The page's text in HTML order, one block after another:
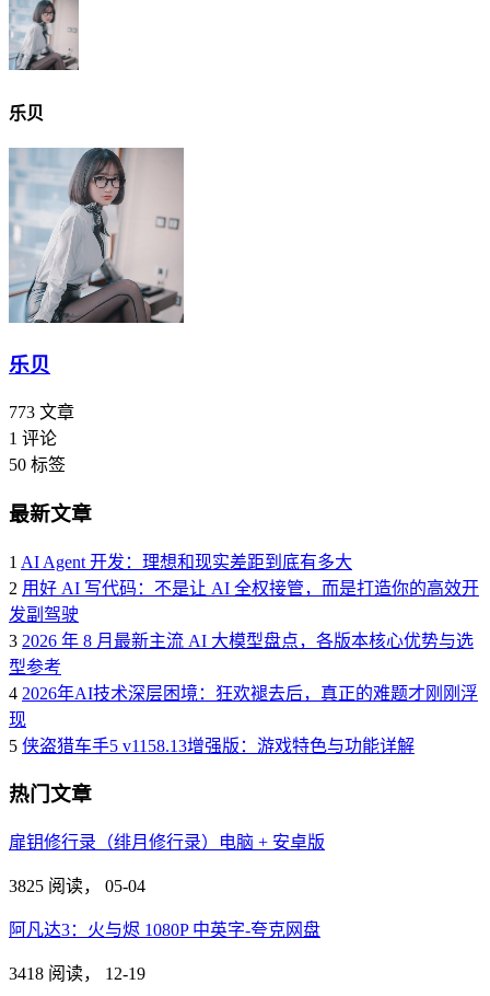
乐贝
乐贝
773 文章
1 评论
50 标签
最新文章
1 AI Agent 开发：理想和现实差距到底有多大
2 用好 AI 写代码：不是让 AI 全权接管，而是打造你的高效开
发副驾驶
3 2026 年 8 月最新主流 AI 大模型盘点，各版本核心优势与选
型参考
4 2026年AI技术深层困境：狂欢褪去后，真正的难题才刚刚浮
现
5 侠盗猎车手5 v1158.13增强版：游戏特色与功能详解
热门文章
扉钥修行录（绯月修行录）电脑 + 安卓版
3825 阅读， 05-04
阿凡达3：火与烬 1080P 中英字-夸克网盘
3418 阅读， 12-19